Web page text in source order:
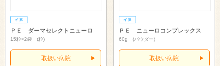
ＰＥ ダーマセレクトニューロ
15粒×2袋 (粒)
取扱い病院
ＰＥ ニューロコンプレックス
60g (パウダー)
取扱い病院